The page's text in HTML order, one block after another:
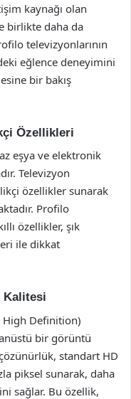
kaynağı olan
birlikte daha da
televizyonlarının
eğlence deneyimini
bir bakış
Özellikleri
eşya ve elektronik
Televizyon
özellikler sunarak
Profilo
özellikler, şık
ile dikkat
Kalitesi
High Definition)
bir görüntü
standart HD
piksel sunarak, daha
sağlar. Bu özellik,